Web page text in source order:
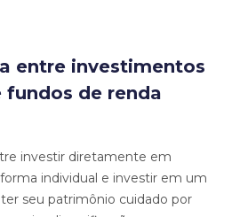
entre investimentos
fundos de renda
investir diretamente em
individual e investir em um
seu patrimônio cuidado por